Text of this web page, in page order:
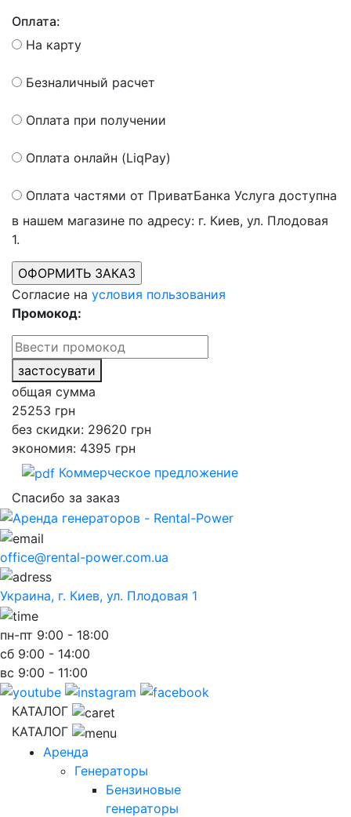
Оплата:
На карту
Безналичный расчет
Оплата при получении
Оплата онлайн (LiqPay)
Оплата частями от ПриватБанка Услуга доступна
в нашем магазине по адресу: г. Киев, ул. Плодовая
1.
Согласие на условия пользования
Промокод:
застосувати
общая сумма
25253 грн
без скидки: 29620 грн
экономия: 4395 грн
Коммерческое предложение
Спасибо за заказ
office@rental-power.com.ua
Украина, г. Киев, ул. Плодовая 1
пн-пт 9:00 - 18:00
сб 9:00 - 14:00
вс 9:00 - 11:00
КАТАЛОГ
КАТАЛОГ
Аренда
Генераторы
Бензиновые
генераторы